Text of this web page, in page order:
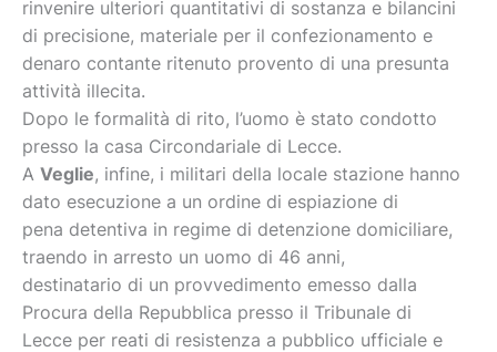
rinvenire ulteriori quantitativi di sostanza e bilancini
di precisione, materiale per il confezionamento e
denaro contante ritenuto provento di una presunta
attività illecita.
Dopo le formalità di rito, l’uomo è stato condotto
presso la casa Circondariale di Lecce.
A Veglie, infine, i militari della locale stazione hanno
dato esecuzione a un ordine di espiazione di
pena detentiva in regime di detenzione domiciliare,
traendo in arresto un uomo di 46 anni,
destinatario di un provvedimento emesso dalla
Procura della Repubblica presso il Tribunale di
Lecce per reati di resistenza a pubblico ufficiale e